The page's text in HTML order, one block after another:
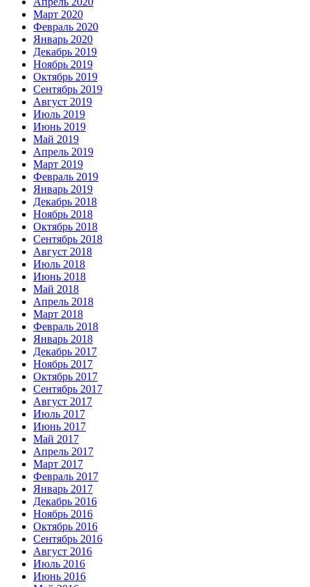
Март 2020
Февраль 2020
Январь 2020
Декабрь 2019
Ноябрь 2019
Октябрь 2019
Сентябрь 2019
Август 2019
Июль 2019
Июнь 2019
Май 2019
Апрель 2019
Март 2019
Февраль 2019
Январь 2019
Декабрь 2018
Ноябрь 2018
Октябрь 2018
Сентябрь 2018
Август 2018
Июль 2018
Июнь 2018
Май 2018
Апрель 2018
Март 2018
Февраль 2018
Январь 2018
Декабрь 2017
Ноябрь 2017
Октябрь 2017
Сентябрь 2017
Август 2017
Июль 2017
Июнь 2017
Май 2017
Апрель 2017
Март 2017
Февраль 2017
Январь 2017
Декабрь 2016
Ноябрь 2016
Октябрь 2016
Сентябрь 2016
Август 2016
Июль 2016
Июнь 2016